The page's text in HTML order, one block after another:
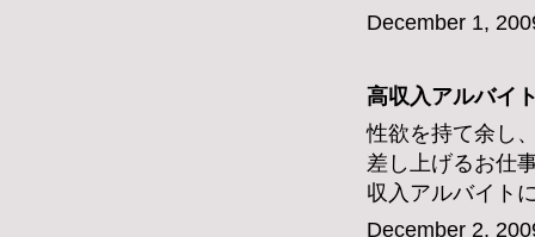
December 1,
高収入アルバイ
性欲を持て余し
差し上げるお仕
収入アルバイト
December 2,